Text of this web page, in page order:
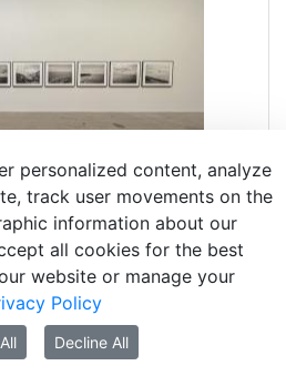
personalized content, analyze
track user movements on the
information about our
all cookies for the best
website or manage your
Policy
Decline All